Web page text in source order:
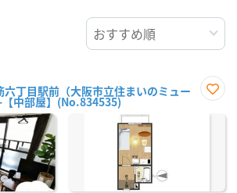
丁目駅前（大阪市立住まいのミュー
中部屋】(No.834535)
に入